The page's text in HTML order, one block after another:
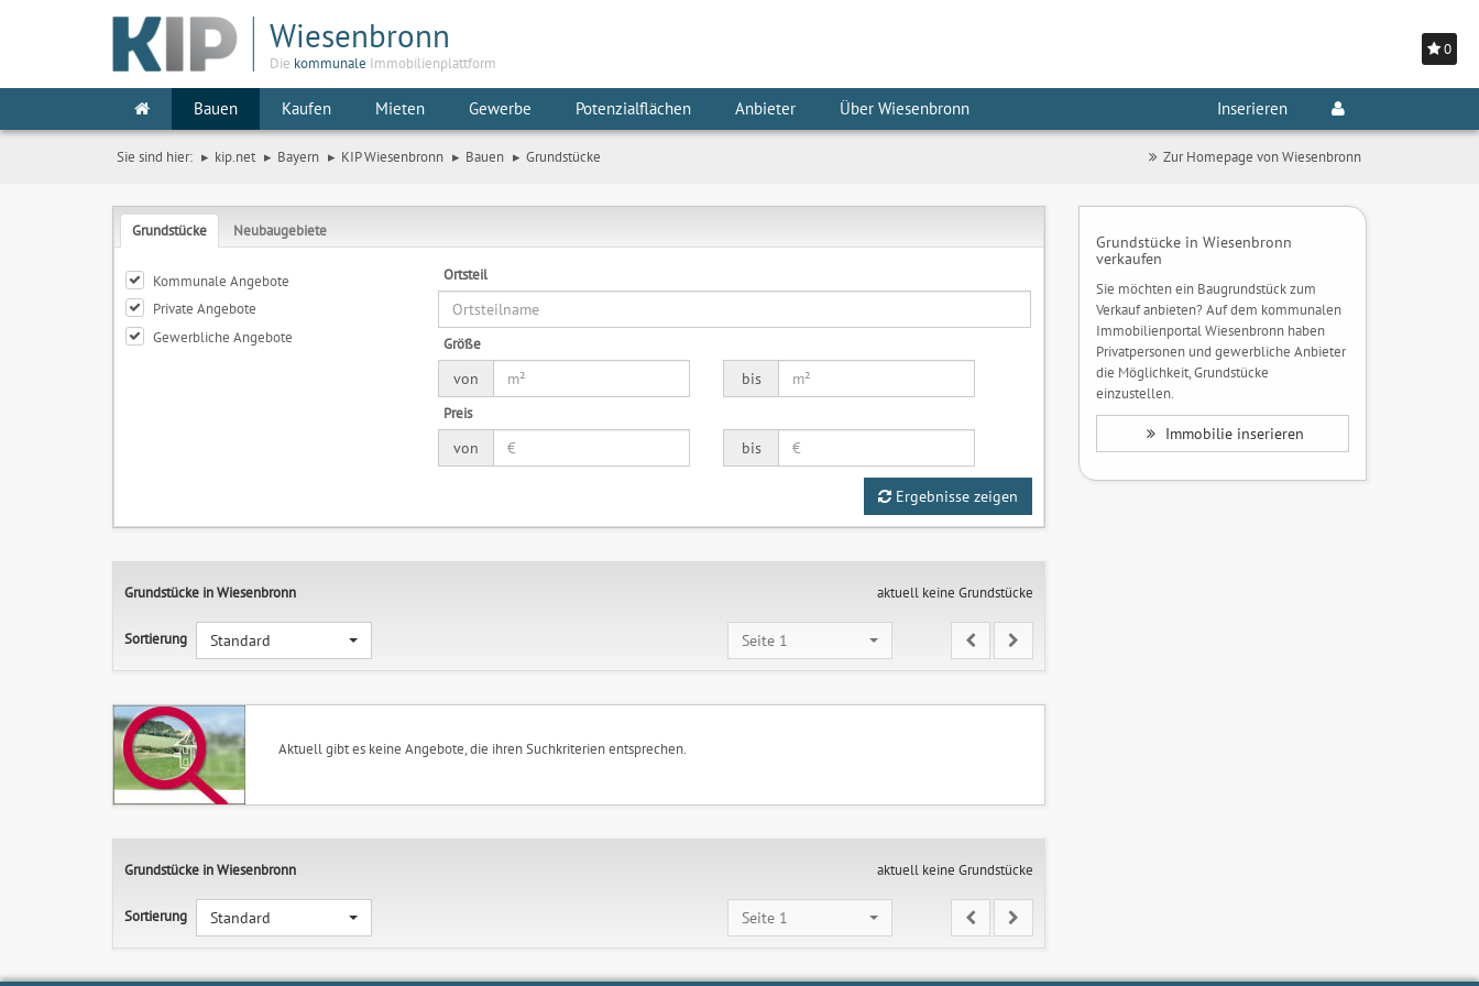
0
Wiesenbronn
Die kommunale Immobilienplattform
Bauen Kaufen Mieten Gewerbe Potenzialflächen Anbieter Über Wiesenbronn Inserieren
Sie sind hier: kip.net Bayern KIP Wiesenbronn Bauen Grundstücke Zur Homepage von Wiesenbronn
Grundstücke Neubaugebiete
Kommunale Angebote
Private Angebote
Gewerbliche Angebote
Ortsteil
Größe
von
bis
Preis
von
bis
Ergebnisse zeigen
Grundstücke in Wiesenbronn
Sortierung Standard
aktuell keine Grundstücke
Seite 1
Aktuell gibt es keine Angebote, die ihren Suchkriterien entsprechen.
Grundstücke in Wiesenbronn
Sortierung Standard
aktuell keine Grundstücke
Seite 1
Grundstücke in Wiesenbronn
verkaufen
Sie möchten ein Baugrundstück zum
Verkauf anbieten? Auf dem kommunalen
Immobilienportal Wiesenbronn haben
Privatpersonen und gewerbliche Anbieter
die Möglichkeit, Grundstücke
einzustellen.
Immobilie inserieren